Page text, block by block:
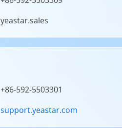
yeastar.sales
+86-592-5503301
support.yeastar.com